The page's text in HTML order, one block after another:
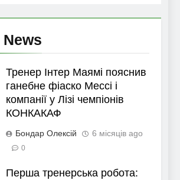
Тренер Інтер Маямі пояснив
ганебне фіаско Мессі і
компанії у Лізі чемпіонів
КОНКАКАФ
Бондар Олексій 6 місяців ago
0
Перша тренерська робота: